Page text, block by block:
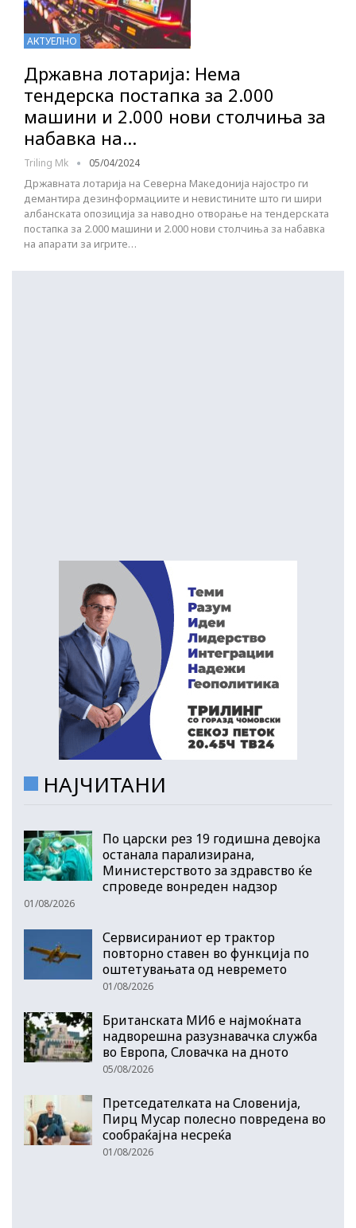
АКТУЕЛНО
Државна лотарија: Нема
тендерска постапка за 2.000
машини и 2.000 нови столчиња за
набавка на…
Triling Mk 05/04/2024
Државната лотарија на Северна Македонија најостро ги
демантира дезинформациите и невистините што ги шири
албанската опозиција за наводно отворање на тендерската
постапка за 2.000 машини и 2.000 нови столчиња за набавка
на апарати за игрите…
НАЈЧИТАНИ
По царски рез 19 годишна девојка
останала парализирана,
Министерството за здравство ќе
спроведе вонреден надзор
01/08/2026
Сервисираниот ер трактор
повторно ставен во функција по
оштетувањата од невремето
01/08/2026
Британската МИ6 е најмоќната
надворешна разузнавачка служба
во Европа, Словачка на дното
05/08/2026
Претседателката на Словенија,
Пирц Мусар полесно повредена во
сообраќајна несреќа
01/08/2026